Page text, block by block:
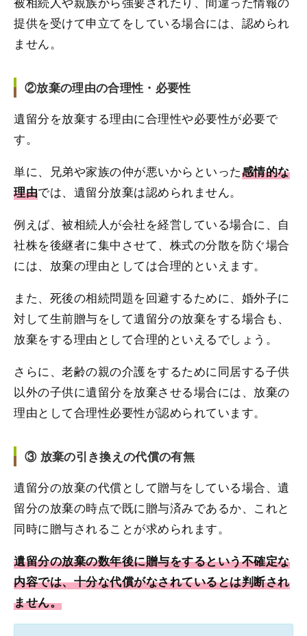
提供を受けて申立てをしている場合には、認められ
ません。
②放棄の理由の合理性・必要性
遺留分を放棄する理由に合理性や必要性が必要で
す。
単に、兄弟や家族の仲が悪いからといった感情的な
理由では、遺留分放棄は認められません。
例えば、被相続人が会社を経営している場合に、自
社株を後継者に集中させて、株式の分散を防ぐ場合
には、放棄の理由としては合理的といえます。
また、死後の相続問題を回避するために、婚外子に
対して生前贈与をして遺留分の放棄をする場合も、
放棄をする理由として合理的といえるでしょう。
さらに、老齢の親の介護をするために同居する子供
以外の子供に遺留分を放棄させる場合には、放棄の
理由として合理性必要性が認められています。
③ 放棄の引き換えの代償の有無
遺留分の放棄の代償として贈与をしている場合、遺
留分の放棄の時点で既に贈与済みであるか、これと
同時に贈与されることが求められます。
遺留分の放棄の数年後に贈与をするという不確定な
内容では、十分な代償がなされているとは判断され
ません。